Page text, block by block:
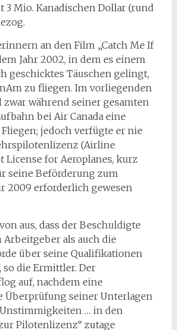
3 Mio. Kanadischen Dollar (rund
an den Film „Catch Me If
Jahr 2002, in dem es einem
geschicktes Täuschen gelingt,
zu fliegen. Im vorliegenden
zwar während seiner gesamten
bei Air Canada eine
jedoch verfügte er nie
(Airline
License for Aeroplanes, kurz
seine Beförderung zum
2009 erforderlich gewesen
aus, dass der Beschuldigte
als auch die
über seine Qualifikationen
so die Ermittler. Der
auf, nachdem eine
Überprüfung seiner Unterlagen
… in den
Pilotenlizenz“ zutage